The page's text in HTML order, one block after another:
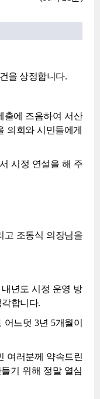
을 상정합니다.
출에 즈음하여 서산
의회와 시민들에게
시정 연설을 해 주
고 조동식 의장님을
년도 시정 운영 방
합니다.
느덧 3년 5개월이
여러분께 약속드린
기 위해 정말 열심